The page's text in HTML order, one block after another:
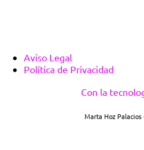
Aviso Legal
Política de Privacidad
Con la
Marta Hoz Palacios